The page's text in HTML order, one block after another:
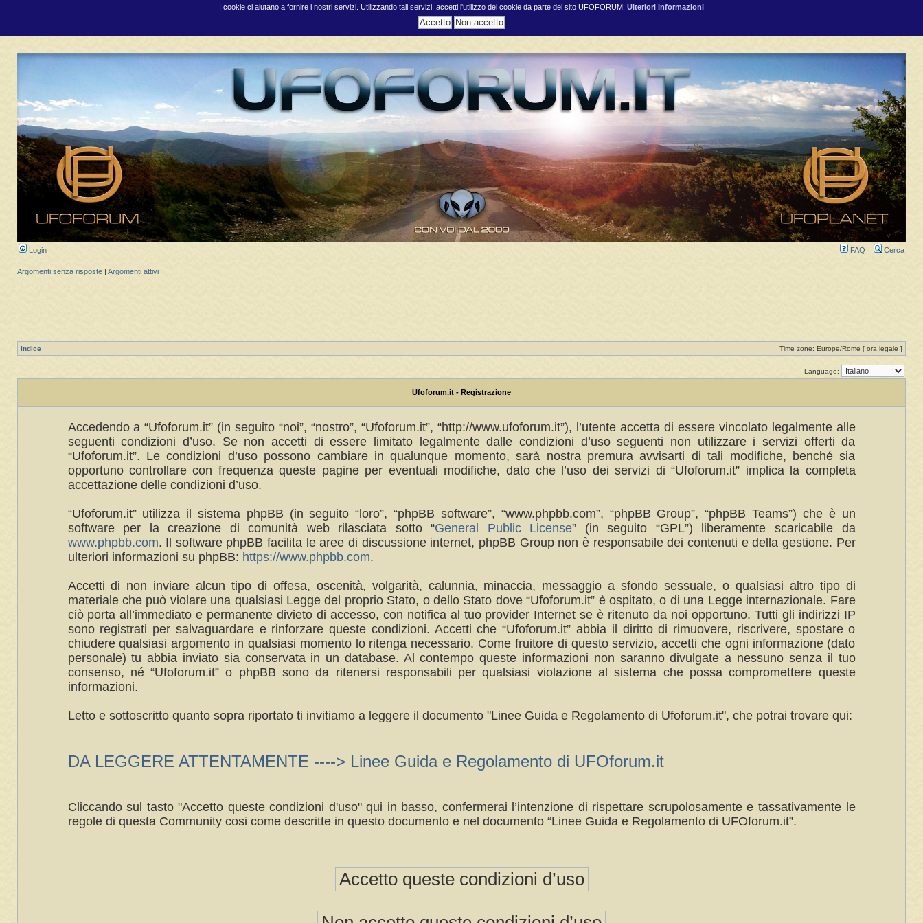
I cookie ci aiutano a fornire i nostri servizi. Utilizzando tali servizi, accetti l'utilizzo dei cookie da parte del sito UFOFORUM. Ulteriori informazioni
Login FAQ Cerca
Argomenti senza risposte Argomenti attivi
Indice Time zone: Europe/Rome [ ora legale ]
Language:
Ufoforum.it - Registrazione
Accedendo a “Ufoforum.it” (in seguito “noi”, “nostro”, “Ufoforum.it”, “http://www.ufoforum.it”), l’utente accetta di essere vincolato legalmente alle
seguenti condizioni d’uso. Se non accetti di essere limitato legalmente dalle condizioni d’uso seguenti non utilizzare i servizi offerti da
“Ufoforum.it”. Le condizioni d’uso possono cambiare in qualunque momento, sarà nostra premura avvisarti di tali modifiche, benché sia
opportuno controllare con frequenza queste pagine per eventuali modifiche, dato che l’uso dei servizi di “Ufoforum.it” implica la completa
accettazione delle condizioni d’uso.
“Ufoforum.it” utilizza il sistema phpBB (in seguito “loro”, “phpBB software”, “www.phpbb.com”, “phpBB Group”, “phpBB Teams”) che è un
software per la creazione di comunità web rilasciata sotto “General Public License” (in seguito “GPL”) liberamente scaricabile da
www.phpbb.com. Il software phpBB facilita le aree di discussione internet, phpBB Group non è responsabile dei contenuti e della gestione. Per
ulteriori informazioni su phpBB: https://www.phpbb.com.
Accetti di non inviare alcun tipo di offesa, oscenità, volgarità, calunnia, minaccia, messaggio a sfondo sessuale, o qualsiasi altro tipo di
materiale che può violare una qualsiasi Legge del proprio Stato, o dello Stato dove “Ufoforum.it” è ospitato, o di una Legge internazionale. Fare
ciò porta all’immediato e permanente divieto di accesso, con notifica al tuo provider Internet se è ritenuto da noi opportuno. Tutti gli indirizzi IP
sono registrati per salvaguardare e rinforzare queste condizioni. Accetti che “Ufoforum.it” abbia il diritto di rimuovere, riscrivere, spostare o
chiudere qualsiasi argomento in qualsiasi momento lo ritenga necessario. Come fruitore di questo servizio, accetti che ogni informazione (dato
personale) tu abbia inviato sia conservata in un database. Al contempo queste informazioni non saranno divulgate a nessuno senza il tuo
consenso, né “Ufoforum.it” o phpBB sono da ritenersi responsabili per qualsiasi violazione al sistema che possa compromettere queste
informazioni.
Letto e sottoscritto quanto sopra riportato ti invitiamo a leggere il documento "Linee Guida e Regolamento di Ufoforum.it", che potrai trovare qui:
DA LEGGERE ATTENTAMENTE ----> Linee Guida e Regolamento di UFOforum.it
Cliccando sul tasto "Accetto queste condizioni d'uso" qui in basso, confermerai l’intenzione di rispettare scrupolosamente e tassativamente le
regole di questa Community cosi come descritte in questo documento e nel documento “Linee Guida e Regolamento di UFOforum.it”.